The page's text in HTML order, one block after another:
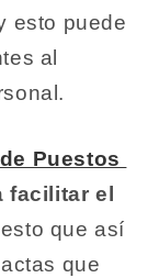
esto puede
al
Puestos
facilitar el
que así
que